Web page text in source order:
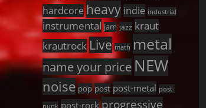
hardcore heavy indie industrial
instrumental jam jazz kraut
krautrock Live math metal
name your price NEW
noise pop post post-metal post-
punk post-rock progressive